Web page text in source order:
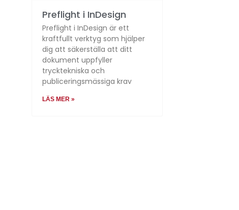
Preflight i InDesign
Preflight i InDesign är ett
kraftfullt verktyg som hjälper
dig att säkerställa att ditt
dokument uppfyller
trycktekniska och
publiceringsmässiga krav
LÄS MER »